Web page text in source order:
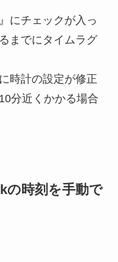
にチェックが入っ
までにタイムラグ
時計の設定が修正
分近くかかる場合
の時刻を手動で